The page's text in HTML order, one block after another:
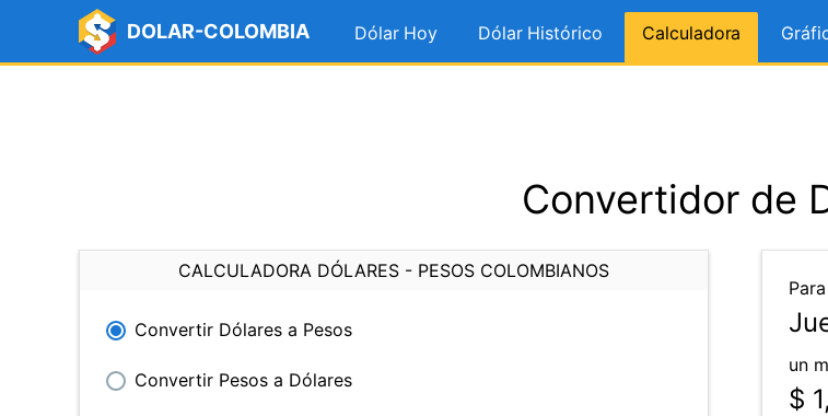
DOLAR-COLOMBIA Dólar Hoy Dólar Histórico Calculadora
Convertidor de
CALCULADORA DÓLARES - PESOS COLOMBIANOS
Convertir Dólares a Pesos
Convertir Pesos a Dólares
un
$